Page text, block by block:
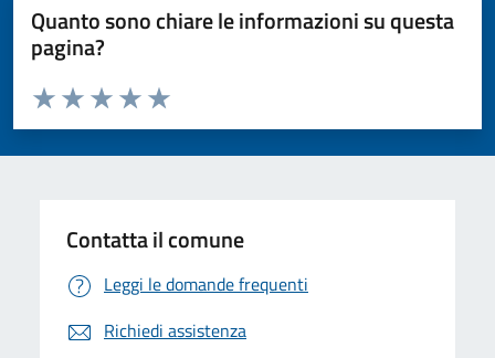
Quanto sono chiare le informazioni su questa
pagina?
Valuta da 1 a 5 stelle la pagina
Valuta 5 stelle su 5
Valuta 4 stelle su 5
Valuta 3 stelle su 5
Valuta 2 stelle su 5
Valuta 1 stelle su 5
Contatta il comune
Leggi le domande frequenti
Richiedi assistenza